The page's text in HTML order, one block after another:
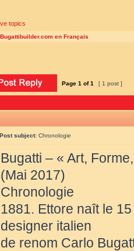
topics
Bugattibuilder.com en Français
Page 1 of1 [ 1 post ]
Post subject: Chronologie
Bugatti – « Art,
(Mai 2017)
Chronologie
1881. Ettore naît le
designer italien
de renom Carlo